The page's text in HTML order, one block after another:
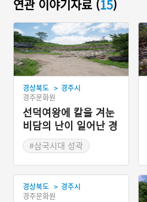
연관 이야기자료 (15)
경상북도 > 경주시
경주문화원
선덕여왕에 칼을 겨눈
비담의 난이 일어난 경
주 명활성
#삼국시대 성곽
#경주 성곽
#드라마 주요 소재
경상북도 > 경주시
경주문화원